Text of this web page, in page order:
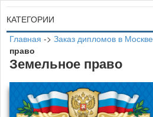
КАТЕГОРИИ
Главная -> Заказ дипломов в Москве
право
Земельное право